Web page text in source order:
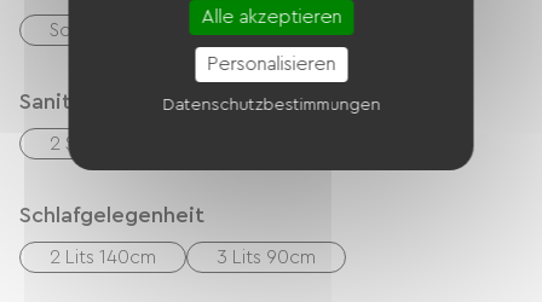
Schecks Bargeld
Sanitäranlagen
2 Salle d'eau (douche)
Schlafgelegenheit
2 Lits 140cm 3 Lits 90cm
Alle akzeptieren
Personalisieren
Datenschutzbestimmungen